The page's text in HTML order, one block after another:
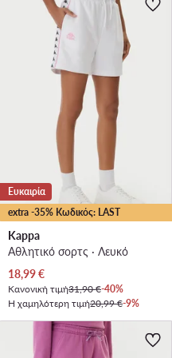
extra -35% Κωδικός: LAST
Ευκαιρία
Kappa
Αθλητικό σορτς · Λευκό
Τρέχουσα τιμή
18,99€
Κανονική τιμή31,90 €-40%
Η χαμηλότερη τιμή20,99 €-9%